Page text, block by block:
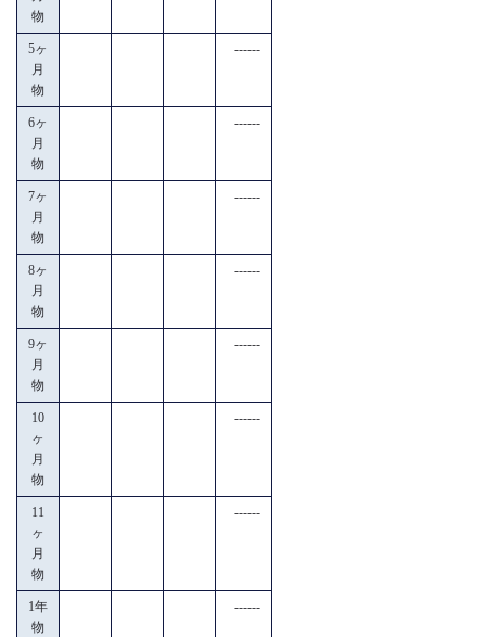
物
5ヶ
月
物
------
6ヶ
月
物
------
7ヶ
月
物
------
8ヶ
月
物
------
9ヶ
月
物
------
10
ヶ
月
物
------
11
ヶ
月
物
------
1年
物
------